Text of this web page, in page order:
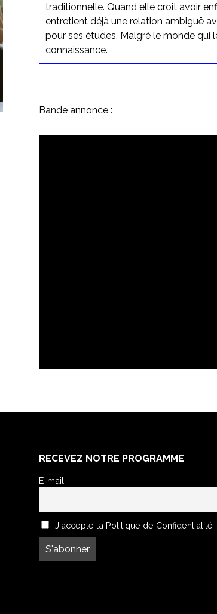
traditionnelle. Quand elle croit avoir
entretient déjà une relation ambiguë
pour ses études. Malgré le monde qui
connaissance.
Bande annonce :
RECEVEZ NOTRE PROGRAMME
E-mail
J'accepte la Politique de Confidentialité